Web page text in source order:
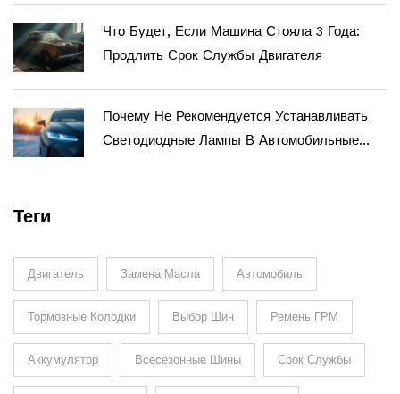
Что Будет, Если Машина Стояла 3 Года:
Продлить Срок Службы Двигателя
Почему Не Рекомендуется Устанавливать
Светодиодные Лампы В Автомобильные
Теги
Двигатель Замена Масла Автомобиль
Тормозные Колодки Выбор Шин Ремень ГРМ
Аккумулятор Всесезонные Шины Срок Службы